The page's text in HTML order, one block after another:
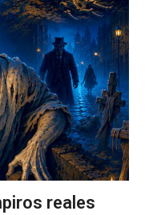
reales